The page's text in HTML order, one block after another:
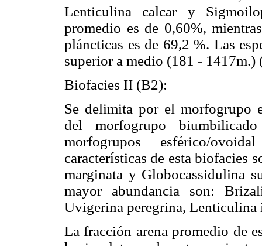
Lenticulina calcar y
promedio es de 0,60%,
pláncticas es de 69,2 %. Las
superior a medio (181 -
Biofacies II (B2):
Se delimita por el morfogrupo
del morfogrupo
morfogrupos esférico/
características de esta
marginata y Globocassidulina
mayor abundancia son:
Uvigerina peregrina,
La fracción arena promedio de